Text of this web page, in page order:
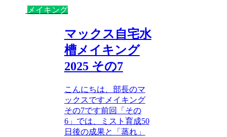
メイキング
マックス自宅水
槽メイキング
2025 その7
こんにちは、部長のマ
ックスですメイキング
その7です前回「その
6」では、ミスト育成50
日後の成果と「蒸れ」